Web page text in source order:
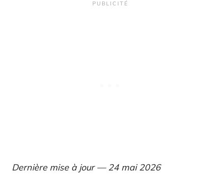
Dernière mise à jour — 24 mai 2026